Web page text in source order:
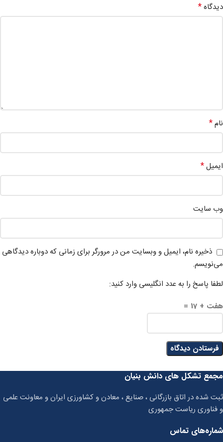
دیدگاه*
نام*
ایمیل*
وب‌ سایت
ذخیره نام، ایمیل و وبسایت من در مرورگر برای زمانی که دوباره دیدگاهی
می‌نویسم.
لطفا پاسخ را به عدد انگلیسی وارد کنید:
هفت + 17 =
مجمع تشکل های دانش بنیان
ثبت شده در اتاق بازرگانی ، صنایع ، معادن و کشاورزی ایران و معاونت علمی
و فناوری ریاست جمهوری
شماره‌های تماس